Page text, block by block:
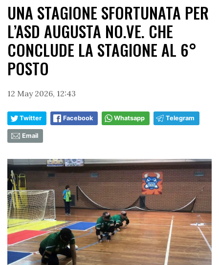
UNA STAGIONE SFORTUNATA PER
L’ASD AUGUSTA NO.VE. CHE
CONCLUDE LA STAGIONE AL 6°
POSTO
12 May 2026, 12:43
Twitter Facebook Whatsapp Telegram
Email